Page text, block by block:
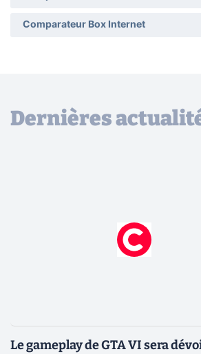
Comparateur Box Internet
Dernières
Le gameplay de GTA VI sera